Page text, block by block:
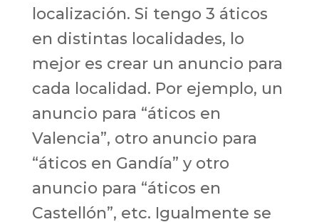
localización. Si tengo 3 áticos
en distintas localidades, lo
mejor es crear un anuncio para
cada localidad. Por ejemplo, un
anuncio para “áticos en
Valencia”, otro anuncio para
“áticos en Gandía” y otro
anuncio para “áticos en
Castellón”, etc. Igualmente se